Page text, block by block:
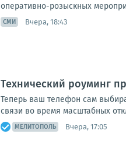
оперативно-розыскных
СМИ Вчера, 18:43
Технический роуминг
Теперь ваш телефон сам
связи во время масштабных
МЕЛИТОПОЛЬ Вчера, 17:05